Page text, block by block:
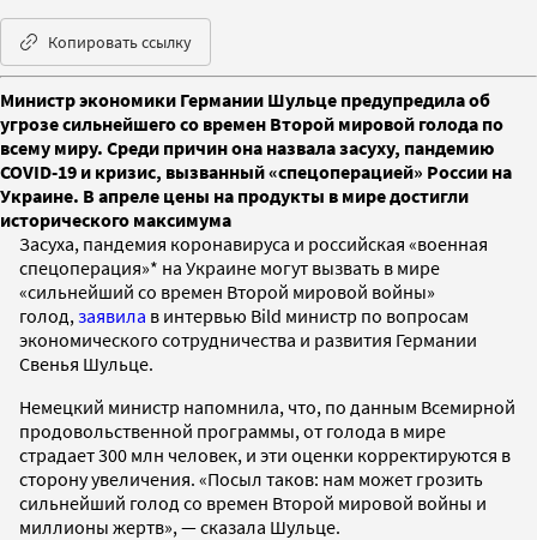
Копировать ссылку
Министр экономики Германии Шульце предупредила об
угрозе сильнейшего со времен Второй мировой голода по
всему миру. Среди причин она назвала засуху, пандемию
COVID-19 и кризис, вызванный «спецоперацией» России на
Украине. В апреле цены на продукты в мире достигли
исторического максимума
Засуха, пандемия коронавируса и российская «военная
спецоперация»* на Украине могут вызвать в мире
«сильнейший со времен Второй мировой войны»
голод, заявила в интервью Bild министр по вопросам
экономического сотрудничества и развития Германии
Свенья Шульце.
Немецкий министр напомнила, что, по данным Всемирной
продовольственной программы, от голода в мире
страдает 300 млн человек, и эти оценки корректируются в
сторону увеличения. «Посыл таков: нам может грозить
сильнейший голод со времен Второй мировой войны и
миллионы жертв», — сказала Шульце.